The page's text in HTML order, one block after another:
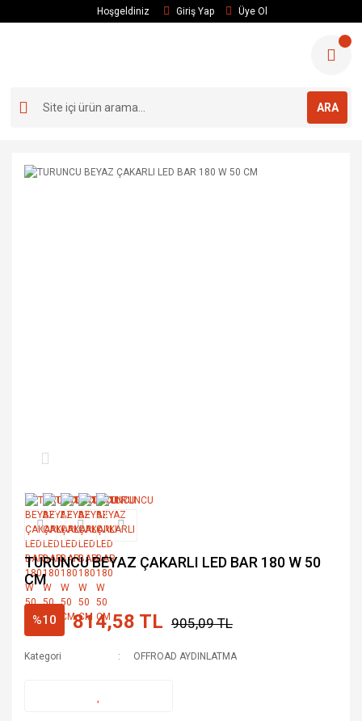
Hoşgeldiniz Giriş Yap Üye Ol
ARA
TURUNCU BEYAZ ÇAKARLI LED BAR 180 W 50
CM
%10 814,58 TL 905,09 TL
Kategori OFFROAD AYDINLATMA